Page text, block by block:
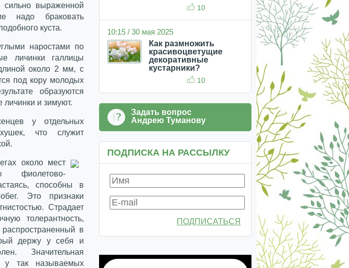
выраженной
надо браковать
куста.
наростами по
личинки галлицы
около 2 мм, с
под кору молодых
образуются
личинки и зимуют.
у отдельных
что служит
около мест
фиолетово-
способны в
Это признаки
Страдает
толерантность,
в
держу у себя и
Значительная
у так называемых
10
10:15 / 30 мая 2025
Как размножить
красивоцветущие
декоративные
кустарники?
10
Задать вопрос
Андрею Туманову
ПОДПИСКА НА РАССЫЛКУ
ПОДПИСАТЬСЯ